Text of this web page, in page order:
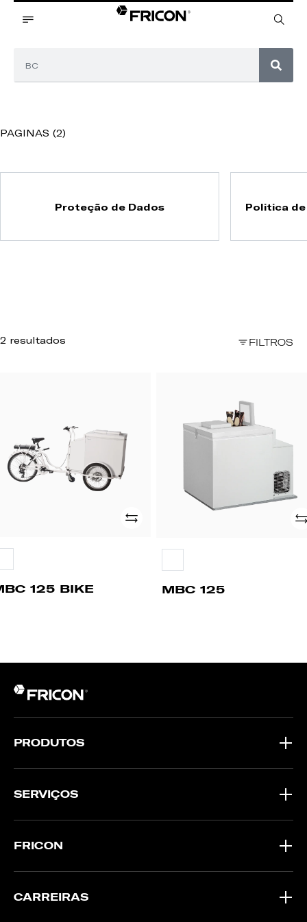
PAGINAS (2)
Proteção de Dados Politica
2 resultados FILTROS
Adicionar
125 BIKE MBC 125
PRODUTOS
SERVIÇOS
FRICON
CARREIRAS